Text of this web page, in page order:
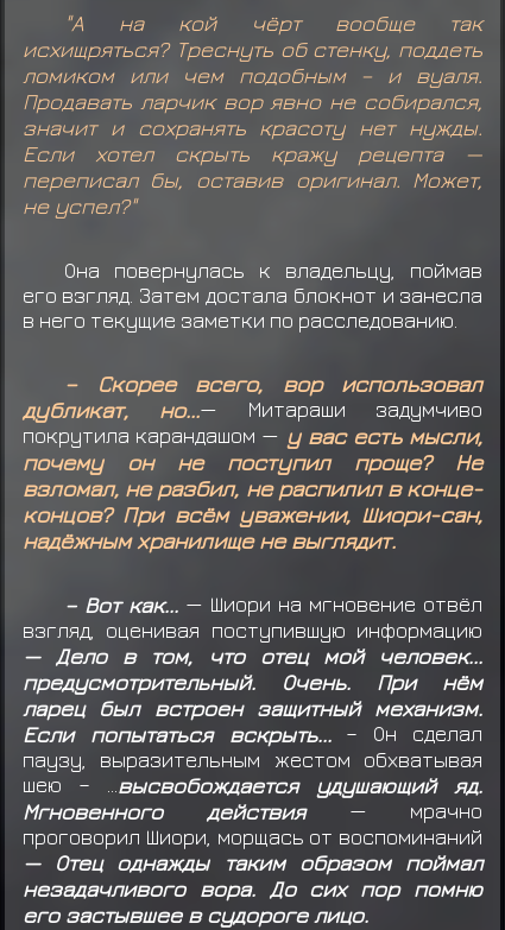
Учиха Сарада смог(ла) шанс3
Учиха Сарада смог(ла) шанс2
Учиха Сарада смог(ла) шанс1
Учиха Сарада не смог(ла) шанс0
Хатаке Сакумо получил награду за миссию
ранга C
Хатаке Сакумо получил награду за миссию
ранга C
ранга C
Хатаке Сакумо получил награду за миссию
ранга C
"А на кой чёрт вообще так
исхищряться? Треснуть об стенку, поддеть
ломиком или чем подобным – и вуаля.
Продавать ларчик вор явно не собирался,
значит и сохранять красоту нет нужды.
Если хотел скрыть кражу рецепта —
переписал бы, оставив оригинал. Может,
не успел?"
Она повернулась к владельцу, поймав
его взгляд. Затем достала блокнот и занесла
в него текущие заметки по расследованию.
– Скорее всего, вор использовал
дубликат, но...— Митараши задумчиво
покрутила карандашом — у вас есть мысли,
почему он не поступил проще? Не
взломал, не разбил, не распилил в конце-
концов? При всём уважении, Шиори-сан,
надёжным хранилище не выглядит.
– Вот как... — Шиори на мгновение отвёл
взгляд, оценивая поступившую информацию
— Дело в том, что отец мой человек...
предусмотрительный. Очень. При нём
ларец был встроен защитный механизм.
Если попытаться вскрыть... – Он сделал
паузу, выразительным жестом обхватывая
шею – ... высвобождается удушающий яд.
Мгновенного действия— мрачно
проговорил Шиори, морщась от воспоминаний
— Отец однажды таким образом поймал
незадачливого вора. До сих пор помню
его застывшее в судороге лицо.